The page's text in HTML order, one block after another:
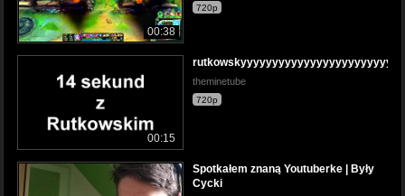
00:38
720p
00:15
theminetube
720p
Spotkałem znaną Youtuberke | Były
Cycki